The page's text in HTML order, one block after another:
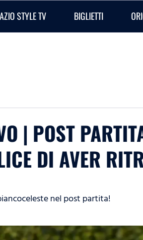
STYLE TV BIGLIETTI
| POST
DI AVER
nel post partita!